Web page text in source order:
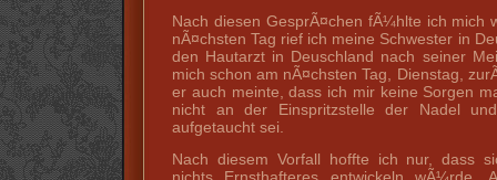
Nach diesen GesprÃ¤chen fÃ¼hlte ich mich
nÃ¤chsten Tag rief ich meine Schwester in
den Hautarzt in Deuschland nach seiner
mich schon am nÃ¤chsten Tag, Dienstag,
er auch meinte, dass ich mir keine Sorgen
nicht an der Einspritzstelle der Nadel
aufgetaucht sei.
Nach diesem Vorfall hoffte ich nur, dass
nichts Ernsthafteres entwickeln wÃ¼rde.